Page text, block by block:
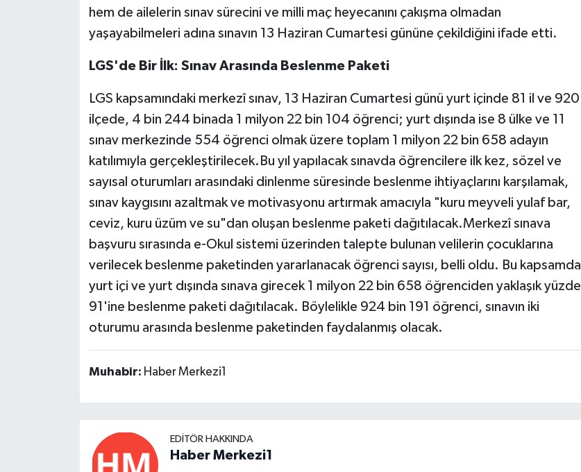
hem de ailelerin sınav sürecini ve milli maç heyecanını çakışma olmadan
yaşayabilmeleri adına sınavın 13 Haziran Cumartesi gününe çekildiğini ifade etti.
LGS'de Bir İlk: Sınav Arasında Beslenme Paketi
LGS kapsamındaki merkezî sınav, 13 Haziran Cumartesi günü yurt içinde 81 il ve 920
ilçede, 4 bin 244 binada 1 milyon 22 bin 104 öğrenci; yurt dışında ise 8 ülke ve 11
sınav merkezinde 554 öğrenci olmak üzere toplam 1 milyon 22 bin 658 adayın
katılımıyla gerçekleştirilecek.Bu yıl yapılacak sınavda öğrencilere ilk kez, sözel ve
sayısal oturumları arasındaki dinlenme süresinde beslenme ihtiyaçlarını karşılamak,
sınav kaygısını azaltmak ve motivasyonu artırmak amacıyla "kuru meyveli yulaf bar,
ceviz, kuru üzüm ve su"dan oluşan beslenme paketi dağıtılacak.Merkezî sınava
başvuru sırasında e-Okul sistemi üzerinden talepte bulunan velilerin çocuklarına
verilecek beslenme paketinden yararlanacak öğrenci sayısı, belli oldu. Bu kapsamda
yurt içi ve yurt dışında sınava girecek 1 milyon 22 bin 658 öğrenciden yaklaşık yüzde
91'ine beslenme paketi dağıtılacak. Böylelikle 924 bin 191 öğrenci, sınavın iki
oturumu arasında beslenme paketinden faydalanmış olacak.
Muhabir: Haber Merkezi1
EDITÖR HAKKINDA
Haber Merkezi1